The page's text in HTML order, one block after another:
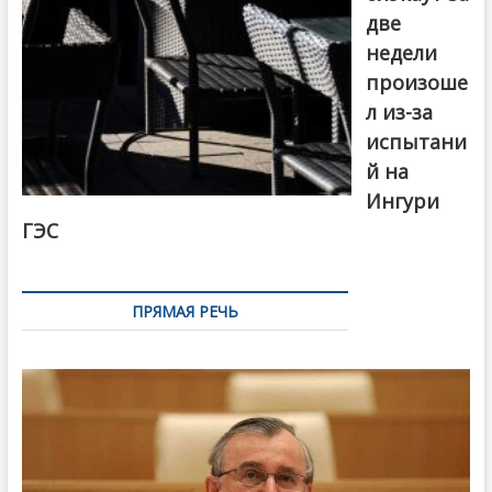
две
недели
произоше
л из-за
испытани
й на
Ингури
ГЭС
ПРЯМАЯ РЕЧЬ